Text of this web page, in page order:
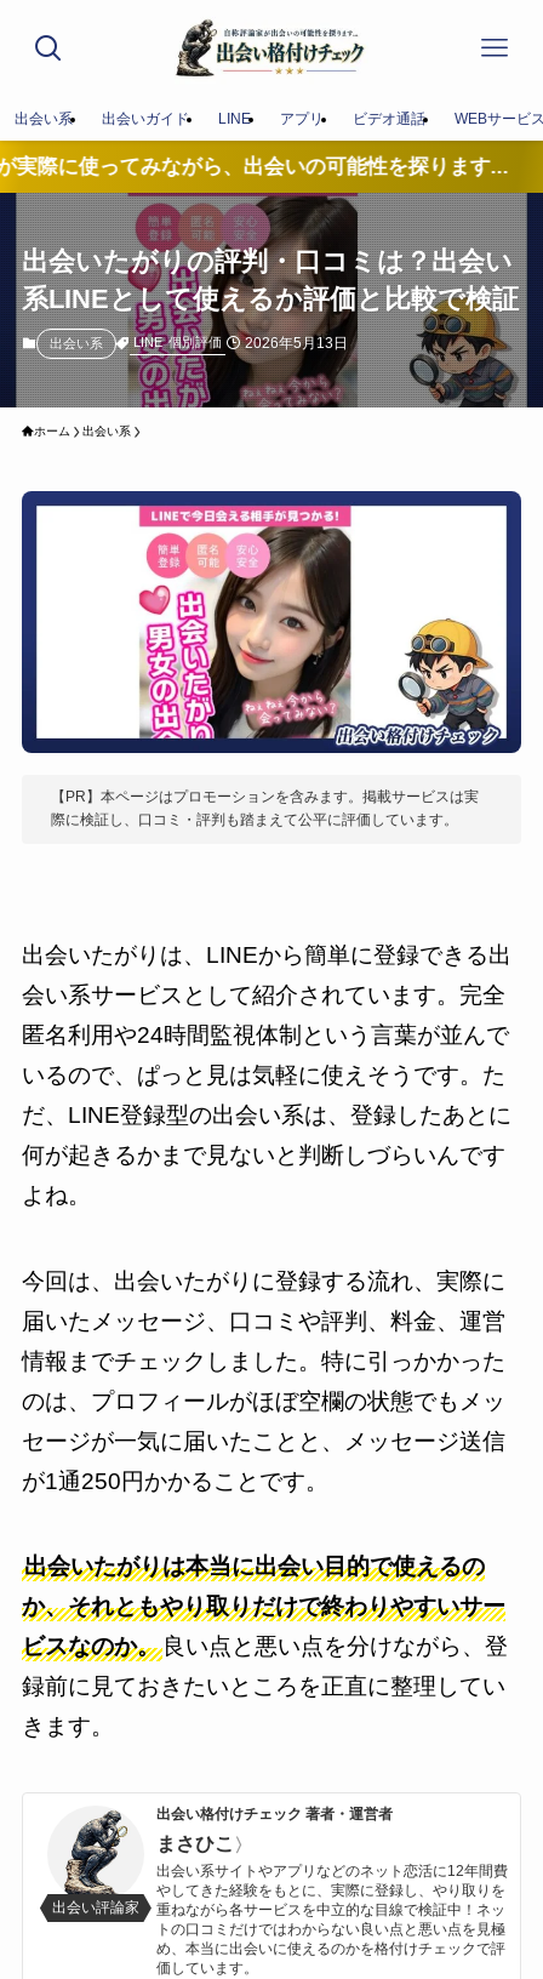
出会い系 出会いガイド LINE アプリ ビデオ通話 WEBサービ
みながら、出会いの可能性を探ります...
出会いたがりの評判・口コミは？出会い
系LINEとして使えるか評価と比較で検証
出会い系 LINE 個別評価 2026年5月13日
ホーム 出会い系
【PR】本ページはプロモーションを含みます。掲載サービスは実
際に検証し、口コミ・評判も踏まえて公平に評価しています。
出会いたがりは、LINEから簡単に登録できる出
会い系サービスとして紹介されています。完全
匿名利用や24時間監視体制という言葉が並んで
いるので、ぱっと見は気軽に使えそうです。た
だ、LINE登録型の出会い系は、登録したあとに
何が起きるかまで見ないと判断しづらいんです
よね。
今回は、出会いたがりに登録する流れ、実際に
届いたメッセージ、口コミや評判、料金、運営
情報までチェックしました。特に引っかかった
のは、プロフィールがほぼ空欄の状態でもメッ
セージが一気に届いたことと、メッセージ送信
が1通250円かかることです。
出会いたがりは本当に出会い目的で使えるの
か、それともやり取りだけで終わりやすいサー
ビスなのか。良い点と悪い点を分けながら、登
録前に見ておきたいところを正直に整理してい
きます。
出会い評論家
出会い格付けチェック 著者・運営者
まさひこ 〉
出会い系サイトやアプリなどのネット恋活に12年間費
やしてきた経験をもとに、実際に登録し、やり取りを
重ねながら各サービスを中立的な目線で検証中！ネッ
トの口コミだけではわからない良い点と悪い点を見極
め、本当に出会いに使えるのかを格付けチェックで評
価しています。